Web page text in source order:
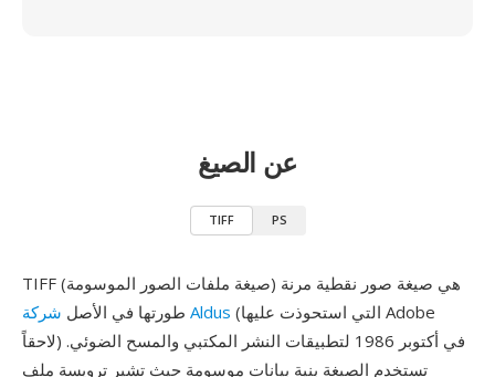
عن الصيغ
TIFF PS
TIFF (صيغة ملفات الصور الموسومة) هي صيغة صور نقطية مرنة
طورتها في الأصل شركة Aldus (التي استحوذت عليها Adobe
لاحقاً) في أكتوبر 1986 لتطبيقات النشر المكتبي والمسح الضوئي.
تستخدم الصيغة بنية بيانات موسومة حيث تشير ترويسة ملف